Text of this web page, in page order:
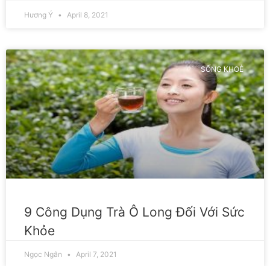
Hương Ý April 8, 2021
SỐNG KHOẺ
9 Công Dụng Trà Ô Long Đối Với Sức
Khỏe
Ngọc Ngân April 7, 2021